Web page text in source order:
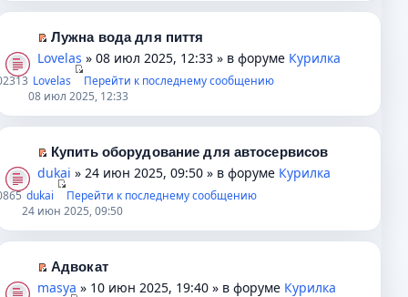
р
в
о
у
е
п
р
ч
т
а
н
й
т
и
п
р
в
о
у
е
п
р
П
р
й
т
и
п
р
в
о
Лужна вода для пиття
Lovelas » 08 июл 2025, 12:33 » в форуме Курилка
2313 Lovelas
Перейти к последнему сообщению
08 июл 2025, 12:33
П
р
й
т
и
Купить оборудование для автосервисов
dukai » 24 июн 2025, 09:50 » в форуме Курилка
865 dukai
Перейти к последнему сообщению
24 июн 2025, 09:50
П
Адвокат
masya » 10 июн 2025, 19:40 » в форуме Курилка